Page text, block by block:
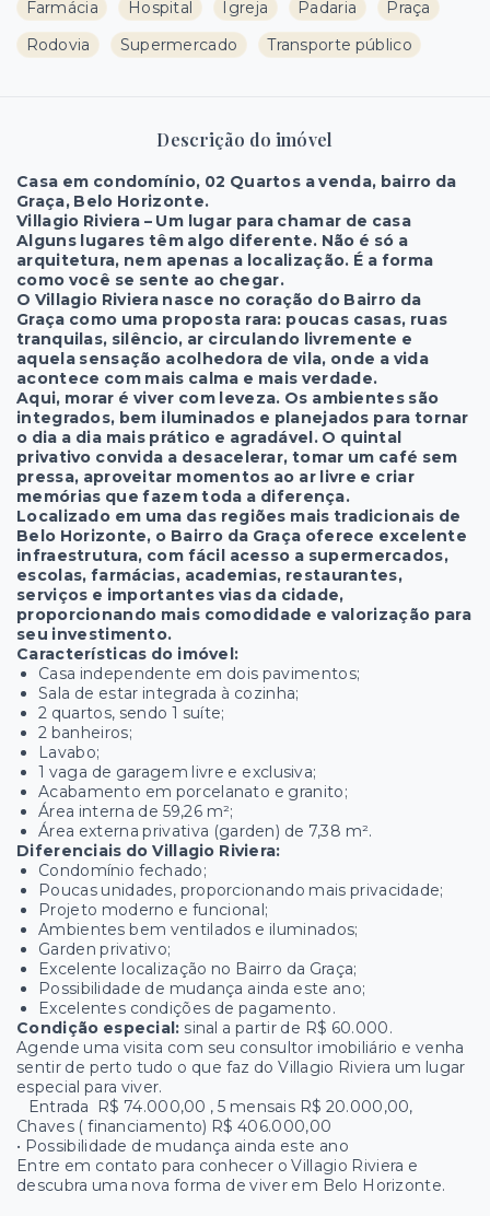
Farmácia
Hospital Igreja Padaria
Praça
Rodovia
Supermercado Transporte público
Descrição do imóvel
Casa em condomínio, 02 Quartos a venda, bairro da
Graça, Belo Horizonte.
Villagio Riviera – Um lugar para chamar de casa
Alguns lugares têm algo diferente. Não é só a
arquitetura, nem apenas a localização. É a forma
como você se sente ao chegar.
O Villagio Riviera nasce no coração do Bairro da
Graça como uma proposta rara: poucas casas, ruas
tranquilas, silêncio, ar circulando livremente e
aquela sensação acolhedora de vila, onde a vida
acontece com mais calma e mais verdade.
Aqui, morar é viver com leveza. Os ambientes são
integrados, bem iluminados e planejados para tornar
o dia a dia mais prático e agradável. O quintal
privativo convida a desacelerar, tomar um café sem
pressa, aproveitar momentos ao ar livre e criar
memórias que fazem toda a diferença.
Localizado em uma das regiões mais tradicionais de
Belo Horizonte, o Bairro da Graça oferece excelente
infraestrutura, com fácil acesso a supermercados,
escolas, farmácias, academias, restaurantes,
serviços e importantes vias da cidade,
proporcionando mais comodidade e valorização para
seu investimento.
Características do imóvel:
Casa independente em dois pavimentos;
Sala de estar integrada à cozinha;
2 quartos, sendo 1 suíte;
2 banheiros;
Lavabo;
1 vaga de garagem livre e exclusiva;
Acabamento em porcelanato e granito;
Área interna de 59,26 m²;
Área externa privativa (garden) de 7,38 m².
Diferenciais do Villagio Riviera:
Condomínio fechado;
Poucas unidades, proporcionando mais privacidade;
Projeto moderno e funcional;
Ambientes bem ventilados e iluminados;
Garden privativo;
Excelente localização no Bairro da Graça;
Possibilidade de mudança ainda este ano;
Excelentes condições de pagamento.
Condição especial: sinal a partir de R$ 60.000.
Agende uma visita com seu consultor imobiliário e venha
sentir de perto tudo o que faz do Villagio Riviera um lugar
especial para viver.
Entrada R$ 74.000,00 , 5 mensais R$ 20.000,00,
Chaves ( financiamento) R$ 406.000,00
• Possibilidade de mudança ainda este ano
Entre em contato para conhecer o Villagio Riviera e
descubra uma nova forma de viver em Belo Horizonte.